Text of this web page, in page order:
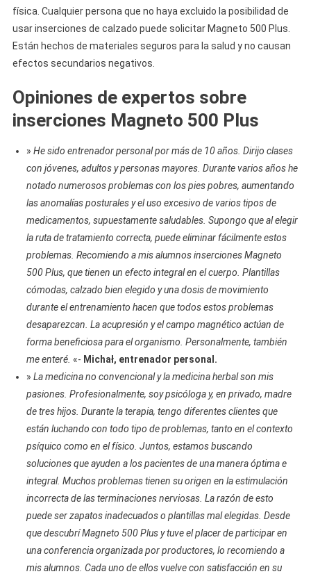
física. Cualquier persona que no haya excluido la posibilidad de
usar inserciones de calzado puede solicitar Magneto 500 Plus.
Están hechos de materiales seguros para la salud y no causan
efectos secundarios negativos.
Opiniones de expertos sobre
inserciones Magneto 500 Plus
» He sido entrenador personal por más de 10 años. Dirijo clases
con jóvenes, adultos y personas mayores. Durante varios años he
notado numerosos problemas con los pies pobres, aumentando
las anomalías posturales y el uso excesivo de varios tipos de
medicamentos, supuestamente saludables. Supongo que al elegir
la ruta de tratamiento correcta, puede eliminar fácilmente estos
problemas. Recomiendo a mis alumnos inserciones Magneto
500 Plus, que tienen un efecto integral en el cuerpo. Plantillas
cómodas, calzado bien elegido y una dosis de movimiento
durante el entrenamiento hacen que todos estos problemas
desaparezcan. La acupresión y el campo magnético actúan de
forma beneficiosa para el organismo. Personalmente, también
me enteré. «- Michał, entrenador personal.
» La medicina no convencional y la medicina herbal son mis
pasiones. Profesionalmente, soy psicóloga y, en privado, madre
de tres hijos. Durante la terapia, tengo diferentes clientes que
están luchando con todo tipo de problemas, tanto en el contexto
psíquico como en el físico. Juntos, estamos buscando
soluciones que ayuden a los pacientes de una manera óptima e
integral. Muchos problemas tienen su origen en la estimulación
incorrecta de las terminaciones nerviosas. La razón de esto
puede ser zapatos inadecuados o plantillas mal elegidas. Desde
que descubrí Magneto 500 Plus y tuve el placer de participar en
una conferencia organizada por productores, lo recomiendo a
mis alumnos. Cada uno de ellos vuelve con satisfacción en su